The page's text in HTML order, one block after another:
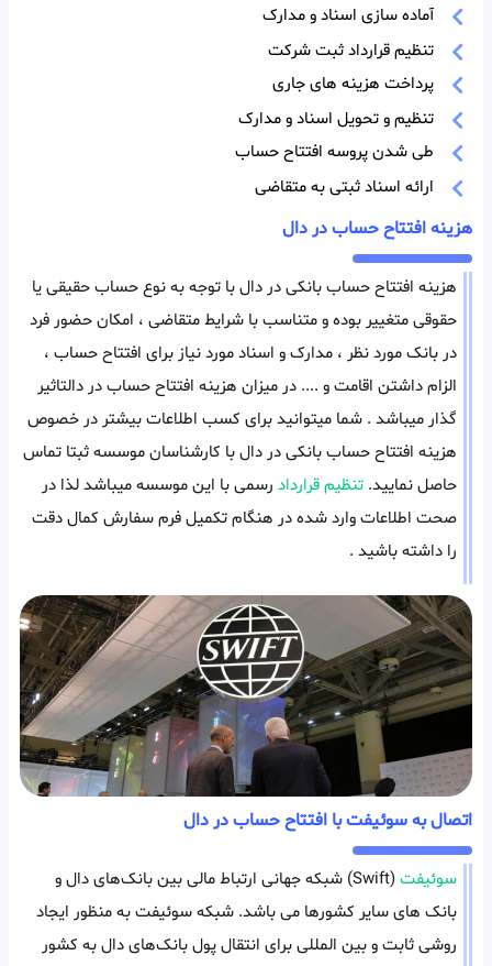
آماده سازی اسناد و مدارک
تنظیم قرارداد ثبت شرکت
پرداخت هزینه های جاری
تنظیم و تحویل اسناد و مدارک
طی شدن پروسه افتتاح حساب
ارائه اسناد ثبتی به متقاضی
هزینه افتتاح حساب در دال
هزینه افتتاح حساب بانکی در دال با توجه به نوع حساب حقیقی یا
حقوقی متغییر بوده و متناسب با شرایط متقاضی ، امکان حضور فرد
در بانک مورد نظر ، مدارک و اسناد مورد نیاز برای افتتاح حساب ،
الزام داشتن اقامت و .... در میزان هزینه افتتاح حساب در دالتاثیر
گذار میباشد . شما میتوانید برای کسب اطلاعات بیشتر در خصوص
هزینه افتتاح حساب بانکی در دال با کارشناسان موسسه ثبتا تماس
حاصل نمایید. تنظیم قرارداد رسمی با این موسسه میباشد لذا در
صحت اطلاعات وارد شده در هنگام تکمیل فرم سفارش کمال دقت
را داشته باشید .
اتصال به سوئیفت با افتتاح حساب در دال
سوئیفت
(Swift) شبکه جهانی ارتباط‌ مالی بین بانک‌های دال و
بانک های سایر کشورها می باشد. شبکه سوئیفت به منظور ایجاد
روشی ثابت و بین المللی برای انتقال پول بانک‌های دال به کشور